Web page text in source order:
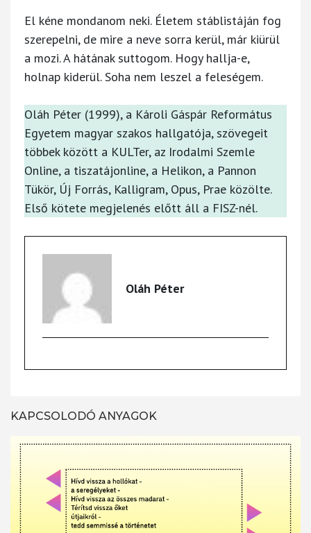
El kéne mondanom neki. Életem stáblistáján fog
szerepelni, de mire a neve sorra kerül, már kiürül
a mozi. A hátának suttogom. Hogy hallja-e,
holnap kiderül. Soha nem leszel a feleségem.
Oláh Péter (1999), a Károli Gáspár Református
Egyetem magyar szakos hallgatója, szövegeit
többek között a KULTer, az Irodalmi Szemle
Online, a tiszatájonline, a Helikon, a Pannon
Tükör, Új Forrás, Kalligram, Opus, Prae közölte.
Első kötete megjelenés előtt áll a FISZ-nél.
Oláh Péter
KAPCSOLODÓ ANYAGOK